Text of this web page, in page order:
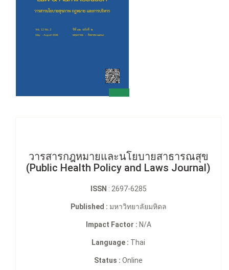
วารสารกฎหมายและนโยบายสาธารณสุข
(Public Health Policy and Laws Journal)
ISSN : 2697-6285
Published : มหาวิทยาลัยมหิดล
Impact Factor : N/A
Language : Thai
Status : Online